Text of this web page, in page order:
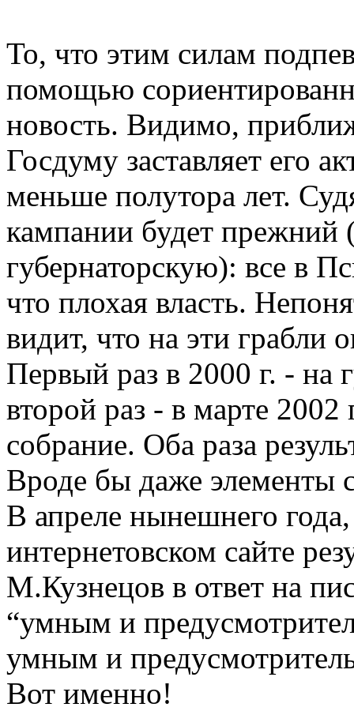
То, что этим силам
помощью
новость. Видимо,
Госдуму заставляет его
меньше полутора лет.
кампании будет прежний
губернаторскую): все в
что плохая власть.
видит, что на эти грабли
Первый раз в 2000 г. - на
второй раз - в марте
собрание. Оба раза
Вроде бы даже элементы
В апреле нынешнего
интернетовском сайте
М.Кузнецов в ответ на
“умным и
умным и
Вот именно!